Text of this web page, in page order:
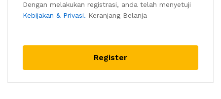
Dengan melakukan registrasi, anda telah menyetuji
Kebijakan & Privasi. Keranjang Belanja
Register